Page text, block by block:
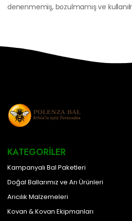
denenmemiş, bozulmamış ve
KATEGORILER
Kampanyalı Bal Paketleri
Doğal Ballarımız ve Arı Ürünleri
Arıcılık Malzemeleri
Kovan & Kovan Ekipmanları